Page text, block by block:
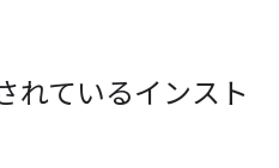
れているインスト